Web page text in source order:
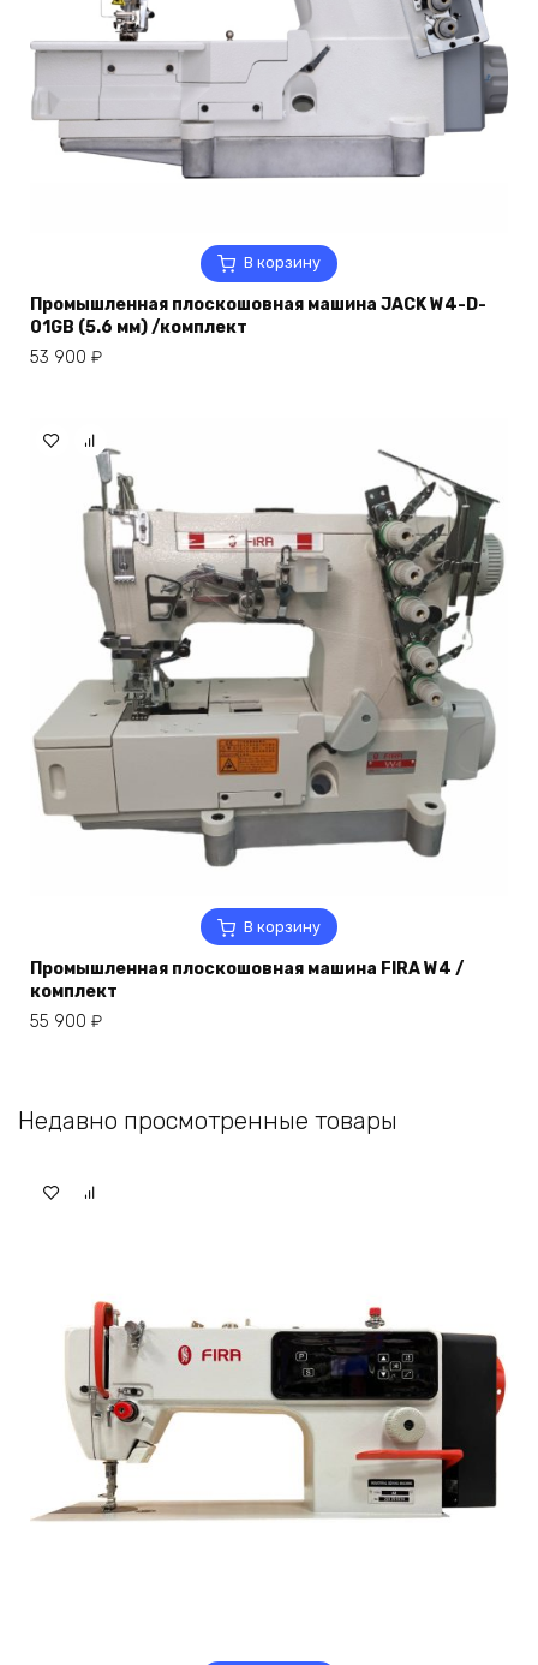
В корзину
Промышленная плоскошовная машина JACK W4-D-
01GB (5.6 мм) /комплект
53 900 ₽
В корзину
Промышленная плоскошовная машина FIRA W4 /
комплект
55 900 ₽
Недавно просмотренные товары